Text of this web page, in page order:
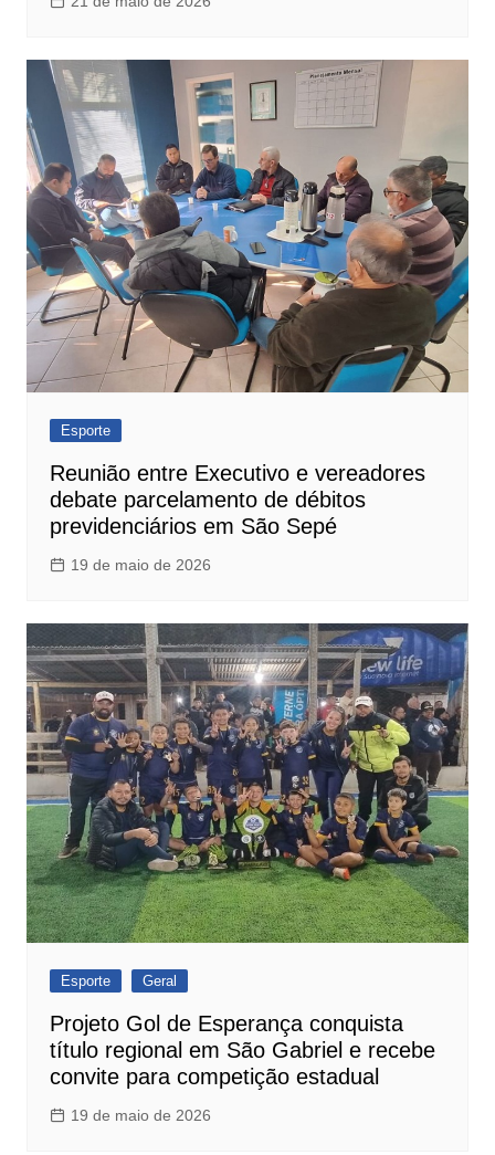
Esporte
Reunião entre Executivo e vereadores
debate parcelamento de débitos
previdenciários em São Sepé
19 de maio de 2026
Esporte Geral
Projeto Gol de Esperança conquista
título regional em São Gabriel e recebe
convite para competição estadual
19 de maio de 2026